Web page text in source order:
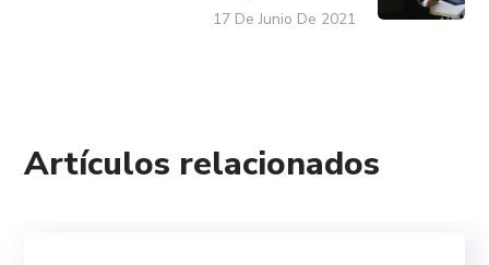
17 De Junio De 2021
Artículos relacionados